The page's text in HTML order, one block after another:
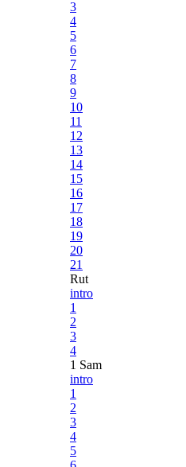
3
4
5
6
7
8
9
10
11
12
13
14
15
16
17
18
19
20
21
Rut
intro
1
2
3
4
1 Sam
intro
1
2
3
4
5